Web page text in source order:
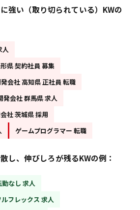
強い（取り切られている）KWの
人
県 契約社員 募集
会社 高知県 正社員 転職
発会社 群馬県 求人
社 茨城県 採用
ゲームプログラマー 転職
し、伸びしろが残るKWの例：
なし 求人
フレックス 求人